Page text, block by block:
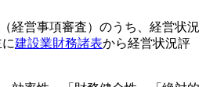
経営事項審査）のうち、経営状況
建設業財務諸表から経営状況評